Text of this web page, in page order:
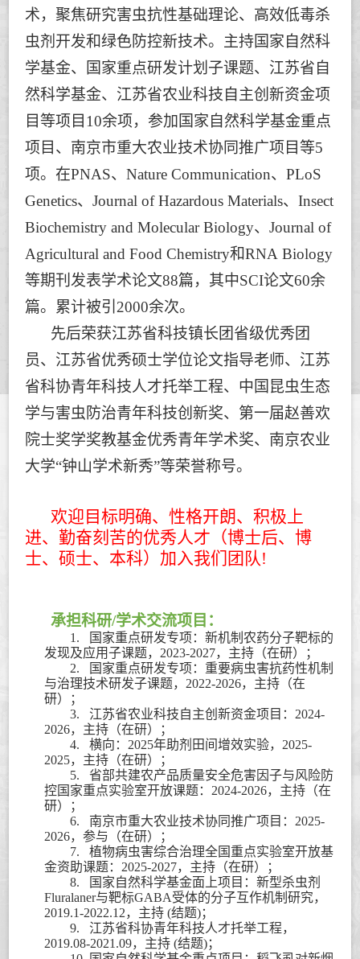
术，聚焦研究害虫抗性基础理论、高效低毒杀
虫剂开发和绿色防控新技术。主持国家自然科
学基金、国家重点研发计划子课题、江苏省自
然科学基金、江苏省农业科技自主创新资金项
目等项目 10余项，参加国家自然科学基金重点
项目、南京市重大农业技术协同推广项目等5
项。在PNAS、Nature Communication、PLoS
Genetics、Journal of Hazardous Materials、Insect
Biochemistry and Molecular Biology、Journal of
Agricultural and Food Chemistry和RNA Biology
等期刊发表学术论文88篇，其中SCI论文60余
篇。累计被引 2000余次。
先后荣获江苏省科技镇长团省级优秀团
员、江苏省优秀硕士学位论文指导老师、江苏
省科协青年科技人才托举工程、中国昆虫生态
学与害虫防治青年科技创新奖、第一届赵善欢
院士奖学奖教基金优秀青年学术奖、南京农业
大学“钟山学术新秀”等荣誉称号。
欢迎目标明确、性格开朗、积极上
进、勤奋刻苦的优秀人才（博士后、博
士、硕士、本科）加入我们团队 !
承担科研/学术交流项目：
1.
国家重点研发专项：新机制农药分子靶标的
发现及应用子课题， 2023-2027，主持（在研）；
2.
国家重点研发专项：重要病虫害抗药性机制
与治理技术研发子课题， 2022-2026，主持（在
研）；
3.
江苏省农业科技自主创新资金项目： 2024-
2026，主持（在研）；
4.
横向： 2025年助剂田间增效实验， 2025-
2025，主持（在研）；
5.
省部共建农产品质量安全危害因子与风险防
控国家重点实验室开放课题： 2024-2026，主持（在
研）；
6.
南京市重大农业技术协同推广项目： 2025-
2026，参与（在研）；
7.
植物病虫害综合治理全国重点实验室开放基
金资助课题： 2025-2027，主持（在研）；
8.
国家自然科学基金面上项目：新型杀虫剂
Fluralaner与靶标GABA受体的分子互作机制研究，
2019.1-2022.12，主持 (结题)；
9.
江苏省科协青年科技人才托举工程，
2019.08-2021.09，主持 (结题)；